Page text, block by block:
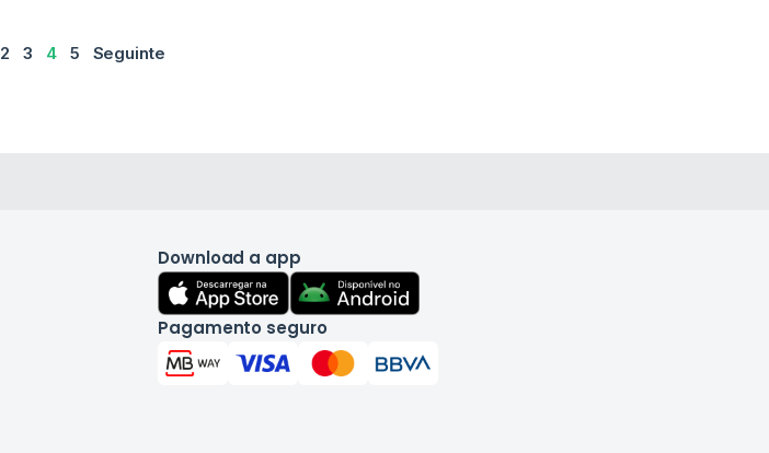
2 3 4 5 Seguinte
Download a app
Pagamento seguro